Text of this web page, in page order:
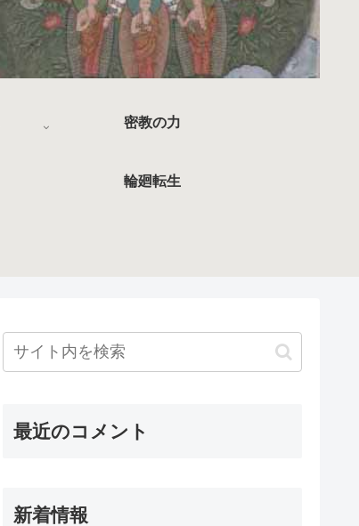
密教の力
輪廻転生
最近のコメント
新着情報